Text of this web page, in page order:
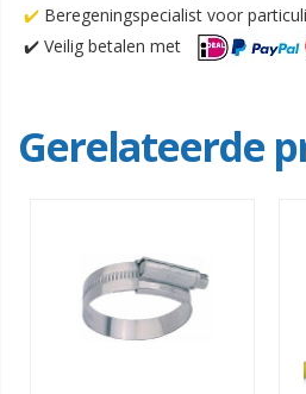
✔️ Beregeningspecialist voor
✔️ Veilig betalen met
Gerelateerde